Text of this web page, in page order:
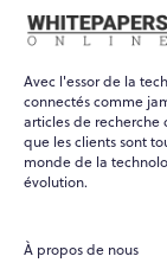
Avec l'essor de la
connectés comme
articles de
que les clients sont
monde de la
évolution.
À propos de nous